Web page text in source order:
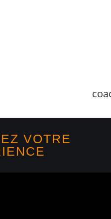
VOTRE